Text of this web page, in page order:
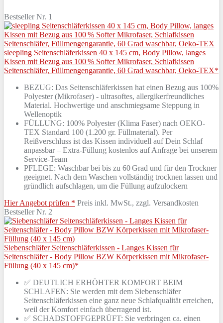
Bestseller Nr. 1
sleepling Seitenschläferkissen 40 x 145 cm, Body Pillow, langes
Kissen mit Bezug aus 100 % Softer Mikrofaser, Schlafkissen
Seitenschläfer, Füllmengengarantie, 60 Grad waschbar, Oeko-TEX*
BEZUG: Das Seitenschläferkissen hat einen Bezug aus 100%
Polyester (Mikrofaser) - ultrasoftes, allergikerfreundliches
Material. Hochwertige und anschmiegsame Steppung in
Wellenoptik
FÜLLUNG: 100% Polyester (Klima Faser) nach OEKO-
TEX Standard 100 (1.200 gr. Füllmaterial). Per
Reißverschluss ist das Kissen individuell auf Dein Schlaf
anpassbar – Extra-Füllung kostenlos auf Anfrage bei unserem
Service-Team
PFLEGE: Waschbar bei bis zu 60 Grad und für den Trockner
geeignet. Nach dem Waschen vollständig trocknen lassen und
gründlich aufschlagen, um die Füllung aufzulockern
Hier Angebot prüfen * Preis inkl. MwSt., zzgl. Versandkosten
Bestseller Nr. 2
Siebenschläfer Seitenschläferkissen - Langes Kissen für
Seitenschläfer - Body Pillow BZW Körperkissen mit Mikrofaser-
Füllung (40 x 145 cm)*
✅ DEUTLICH ERHÖHTER KOMFORT BEIM
SCHLAFEN: Sie werden mit dem Siebenschläfer
Seitenschläferkissen eine ganz neue Schlafqualität erreichen,
weil der Komfort einfach überragend ist.
✅ SCHADSTOFFGEPRÜFT: Sie verbringen ca. einen